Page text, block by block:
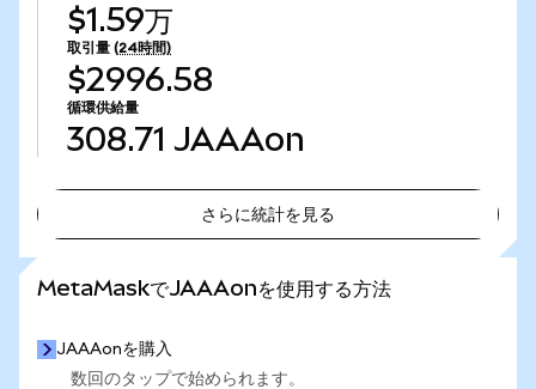
$1.59万
取引量 (24時間)
$2996.58
循環供給量
308.71 JAAAon
さらに統計を見る
MetaMaskでJAAAonを使用する方法
JAAAonを購入
数回のタップで始められます。